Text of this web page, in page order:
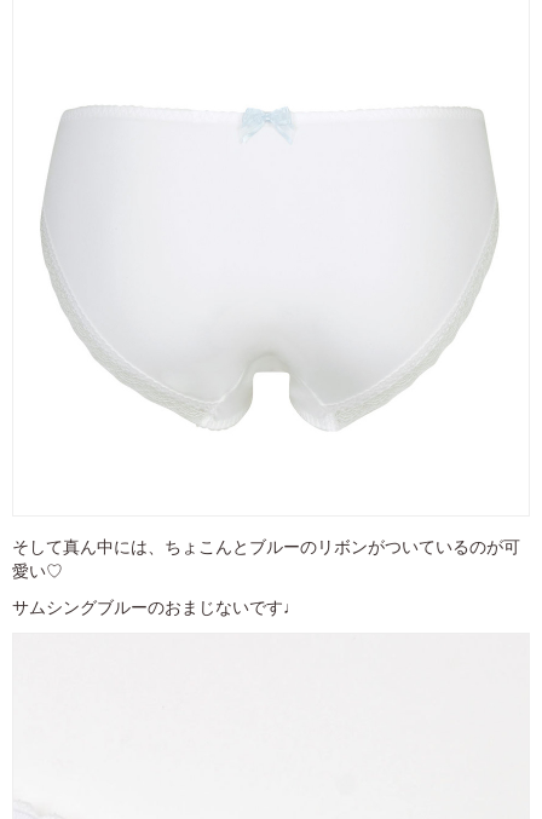
そして真ん中には、ちょこんとブルーのリボンがついているのが可
愛い♡
サムシングブルーのおまじないです♩